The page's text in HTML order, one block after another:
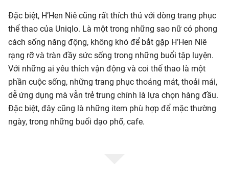
Đặc biệt, H’Hen Niê cũng rất thích thú với dòng trang phục
thể thao của Uniqlo. Là một trong những sao nữ có phong
cách sống năng động, không khó để bắt gặp H’Hen Niê
rạng rỡ và tràn đầy sức sống trong những buổi tập luyện.
Với những ai yêu thích vận động và coi thể thao là một
phần cuộc sống, những trang phục thoáng mát, thoải mái,
dễ ứng dụng mà vẫn trẻ trung chính là lựa chọn hàng đầu.
Đặc biệt, đây cũng là những item phù hợp để mặc thường
ngày, trong những buổi dạo phố, cafe.